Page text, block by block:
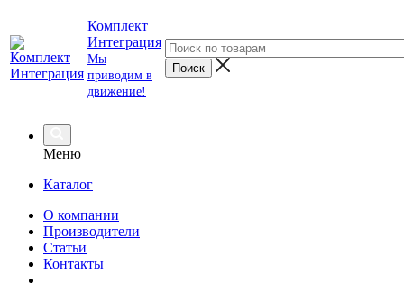
Комплект
Интеграция
Мы
приводим в
движение!
Меню
Каталог
О компании
Производители
Статьи
Контакты